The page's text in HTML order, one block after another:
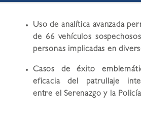
Uso de analítica avanzada
de 66 vehículos
personas implicadas en
Casos de éxito
eficacia del patrullaje
entre el Serenazgo y la